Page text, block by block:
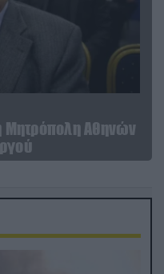
Μητρόπολη Αθηνών